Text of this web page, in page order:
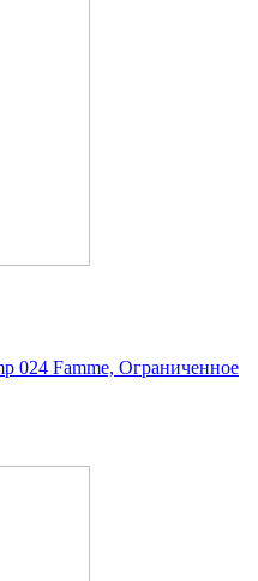
024 Famme, Ограниченное